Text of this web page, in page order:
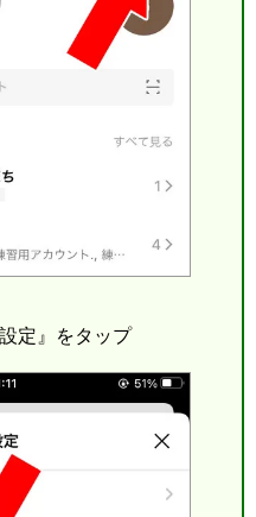
定』をタップ